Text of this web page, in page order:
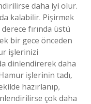
daha iyi olur.
kalabilir. Pişirmek
fırında üstü
bir gece önceden
işlerinizi
dinlendirerek daha
işlerinin tadı,
hazırlanıp,
çok daha